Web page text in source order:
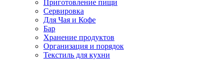
Приготовление пищи
Сервировка
Для Чая и Кофе
Бар
Хранение продуктов
Организация и порядок
Текстиль для кухни